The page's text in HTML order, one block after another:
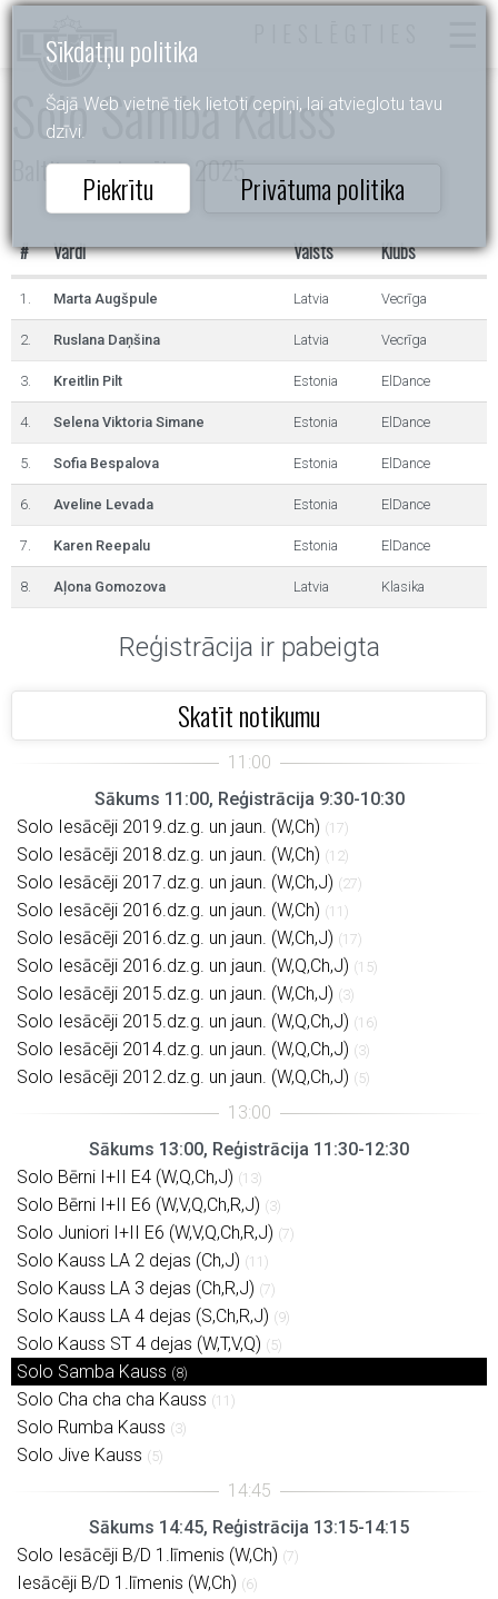
Sīkdatņu politika
Šajā Web vietnē tiek lietoti cepiņi, lai atvieglotu tavu
dzīvi.
Piekrītu Privātuma politika
Solo Samba Kauss
Baltijas Zvaigznītes 2025
# Vārdi Valsts Klubs
1. Marta Augšpule Latvia Vecrīga
2. Ruslana Daņšina Latvia Vecrīga
3. Kreitlin Pilt Estonia ElDance
4. Selena Viktoria Simane Estonia ElDance
5. Sofia Bespalova Estonia ElDance
6. Aveline Levada Estonia ElDance
7. Karen Reepalu Estonia ElDance
8. Aļona Gomozova Latvia Klasika
Reģistrācija ir pabeigta
Skatīt notikumu
Sākums 11:00, Reģistrācija 9:30-10:30
Solo Iesācēji 2019.dz.g. un jaun. (W,Ch) (17)
Solo Iesācēji 2018.dz.g. un jaun. (W,Ch) (12)
Solo Iesācēji 2017.dz.g. un jaun. (W,Ch,J) (27)
Solo Iesācēji 2016.dz.g. un jaun. (W,Ch) (11)
Solo Iesācēji 2016.dz.g. un jaun. (W,Ch,J) (17)
Solo Iesācēji 2016.dz.g. un jaun. (W,Q,Ch,J) (15)
Solo Iesācēji 2015.dz.g. un jaun. (W,Ch,J) (3)
Solo Iesācēji 2015.dz.g. un jaun. (W,Q,Ch,J) (16)
Solo Iesācēji 2014.dz.g. un jaun. (W,Q,Ch,J) (3)
Solo Iesācēji 2012.dz.g. un jaun. (W,Q,Ch,J) (5)
Sākums 13:00, Reģistrācija 11:30-12:30
Solo Bērni I+II E4 (W,Q,Ch,J) (13)
Solo Bērni I+II E6 (W,V,Q,Ch,R,J) (3)
Solo Juniori I+II E6 (W,V,Q,Ch,R,J) (7)
Solo Kauss LA 2 dejas (Ch,J) (11)
Solo Kauss LA 3 dejas (Ch,R,J) (7)
Solo Kauss LA 4 dejas (S,Ch,R,J) (9)
Solo Kauss ST 4 dejas (W,T,V,Q) (5)
Solo Samba Kauss (8)
Solo Cha cha cha Kauss (11)
Solo Rumba Kauss (3)
Solo Jive Kauss (5)
Sākums 14:45, Reģistrācija 13:15-14:15
Solo Iesācēji B/D 1.līmenis (W,Ch) (7)
Iesācēji B/D 1.līmenis (W,Ch) (6)